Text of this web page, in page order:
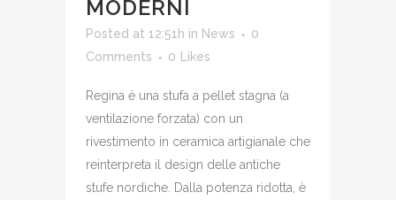
MODERNI
Posted at 12:51h in News
0
Comments
0 Likes
Regina è una stufa a pellet stagna (a
ventilazione forzata) con un
rivestimento in ceramica artigianale che
reinterpreta il design delle antiche
stufe nordiche. Dalla potenza ridotta, è